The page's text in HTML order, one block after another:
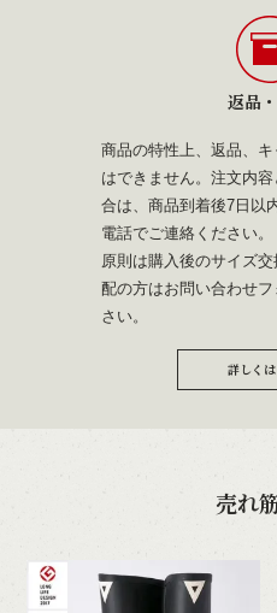
返品
商品の特性上、返品、
はできません。注文内
合は、商品到着後7日以
電話でご連絡ください。
原則は購入後のサイズ
配の方はお問い合わせフ
さい。
詳しく
売れ